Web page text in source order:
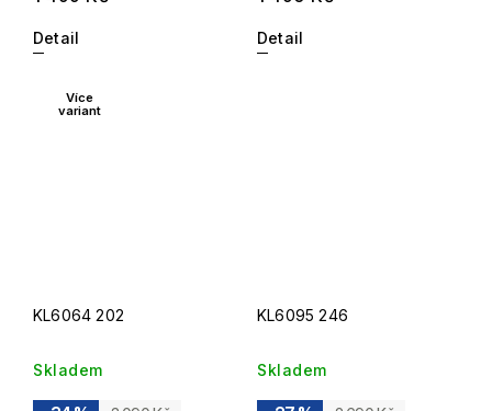
Detail Detail
Více
variant
KL6064 202
Skladem
KL6095 246
Skladem